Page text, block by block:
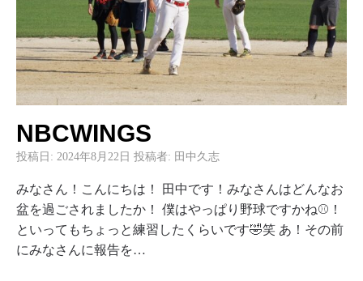
NBCWINGS
投稿日: 2024年8月22日 投稿者: 田中久志
みなさん！こんにちは！ 田中です！みなさんはどんなお
盆を過ごされましたか！ 僕はやっぱり野球ですかね⚾️！
といってもちょっと練習したくらいです🤣笑 あ！その前
にみなさんに報告を…